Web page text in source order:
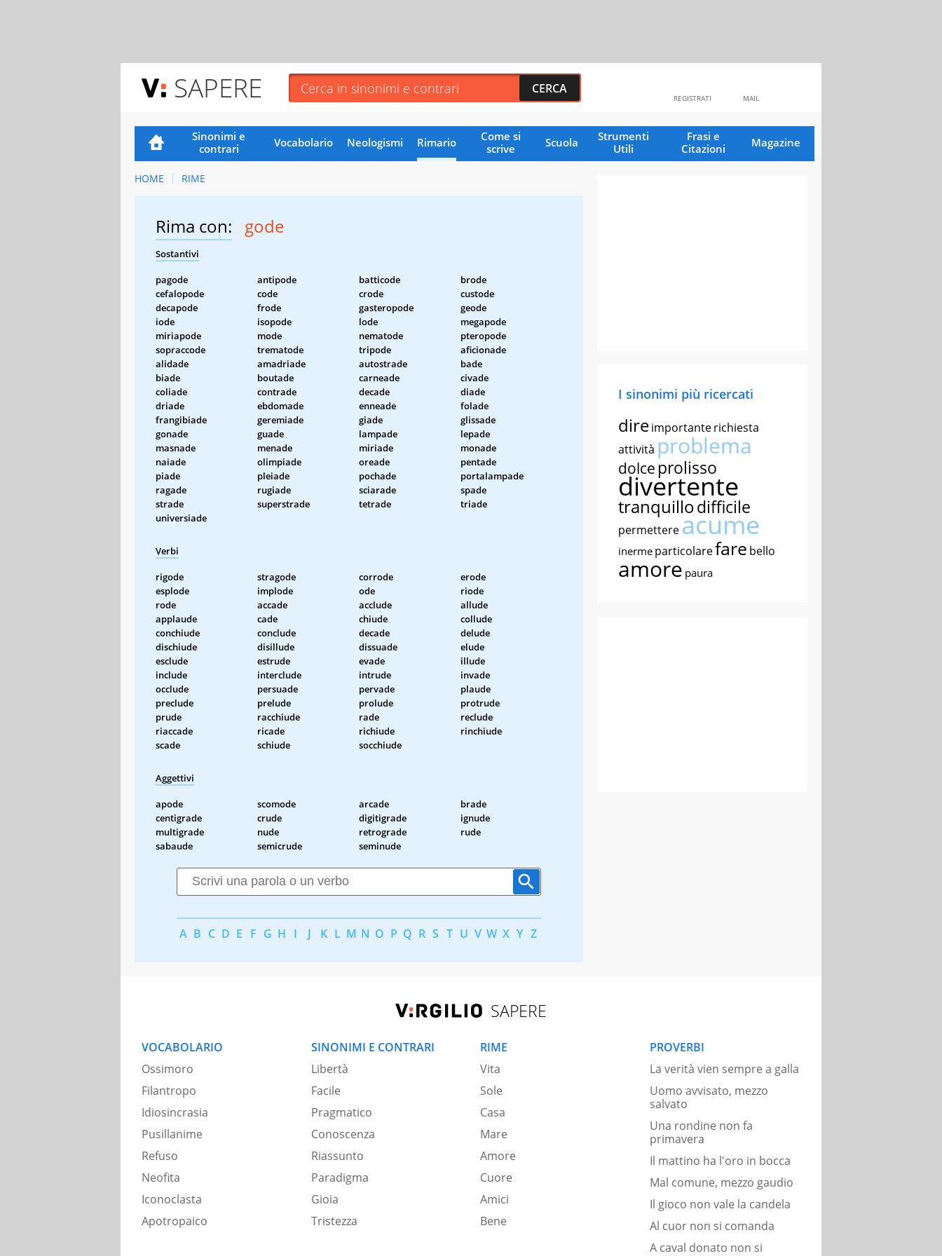
SAPERE MAIL
REGISTRATI
Sinonimi e
contrari
Vocabolario Neologismi Rimario
Come si
scrive
Scuola
Strumenti
Utili
Frasi e
Citazioni
Magazine
HOME RIME
Rima con: gode
Sostantivi
pagode antipode batticode
brode
cefalopode
code crode
custode
decapode
frode gasteropode
geode
iode
isopode lode
megapode
miriapode
mode nematode
pteropode
sopraccode
trematode tripode
aficionade
alidade
amadriade autostrade
bade
biade
boutade carneade
civade
coliade
contrade decade
diade
driade
ebdomade enneade
folade
frangibiade
geremiade giade
glissade
gonade
guade lampade
lepade
masnade
menade miriade
monade
naiade
olimpiade oreade
pentade
piade
pleiade pochade
portalampade
ragade
rugiade sciarade
spade
strade
superstrade tetrade
triade
universiade
Verbi
rigode stragode corrode
erode
esplode
implode ode
riode
rode
accade acclude
allude
applaude
cade chiude
collude
conchiude
conclude decade
delude
dischiude
disillude dissuade
elude
esclude
estrude evade
illude
include
interclude intrude
invade
occlude
persuade pervade
plaude
preclude
prelude prolude
protrude
prude
racchiude rade
reclude
riaccade
ricade richiude
rinchiude
scade
schiude socchiude
Aggettivi
apode scomode arcade
brade
centigrade
crude digitigrade
ignude
multigrade
nude retrograde
rude
sabaude
semicrude seminude
A B C D E F G H I J K L M N O P Q R S T U V W X Y Z
I sinonimi più ricercati
direimportanterichiesta
attività problema
dolce prolisso
divertente
tranquillodifficile
permettereacume
inerme particolarefare bello
amore paura
SAPERE
VOCABOLARIO
Ossimoro
Filantropo
Idiosincrasia
Pusillanime
Refuso
Neofita
Iconoclasta
Apotropaico
SINONIMI E CONTRARI
Libertà
Facile
Pragmatico
Conoscenza
Riassunto
Paradigma
Gioia
Tristezza
RIME
Vita
Sole
Casa
Mare
Amore
Cuore
Amici
Bene
PROVERBI
La verità vien sempre a galla
Uomo avvisato, mezzo
salvato
Una rondine non fa
primavera
Il mattino ha l'oro in bocca
Mal comune, mezzo gaudio
Il gioco non vale la candela
Al cuor non si comanda
A caval donato non si